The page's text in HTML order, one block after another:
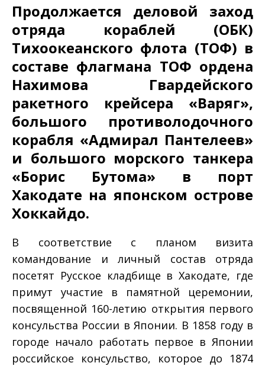
Продолжается деловой заход
отряда кораблей (ОБК)
Тихоокеанского флота (ТОФ) в
составе флагмана ТОФ ордена
Нахимова Гвардейского
ракетного крейсера «Варяг»,
большого противолодочного
корабля «Адмирал Пантелеев»
и большого морского танкера
«Борис Бутома» в порт
Хакодате на японском острове
Хоккайдо.
В соответствие с планом визита
командование и личный состав отряда
посетят Русское кладбище в Хакодате, где
примут участие в памятной церемонии,
посвященной 160-летию открытия первого
консульства России в Японии. В 1858 году в
городе начало работать первое в Японии
российское консульство, которое до 1874